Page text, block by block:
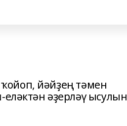
йәйҙең тәмен
әҙерләү ысулын